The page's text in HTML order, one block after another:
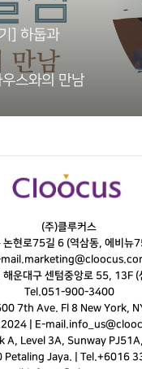
] 하둡과
스와의 만남
(주)클루커스
현로75길 6 (역삼동, 에비뉴
mail.
운대구 센텀중앙로 55, 13F (
Tel.051-900-3400
7th Ave. Fl 8 New York,
| E-mail.
A, Level 3A, Sunway
Petaling Jaya. | Tel.+6016